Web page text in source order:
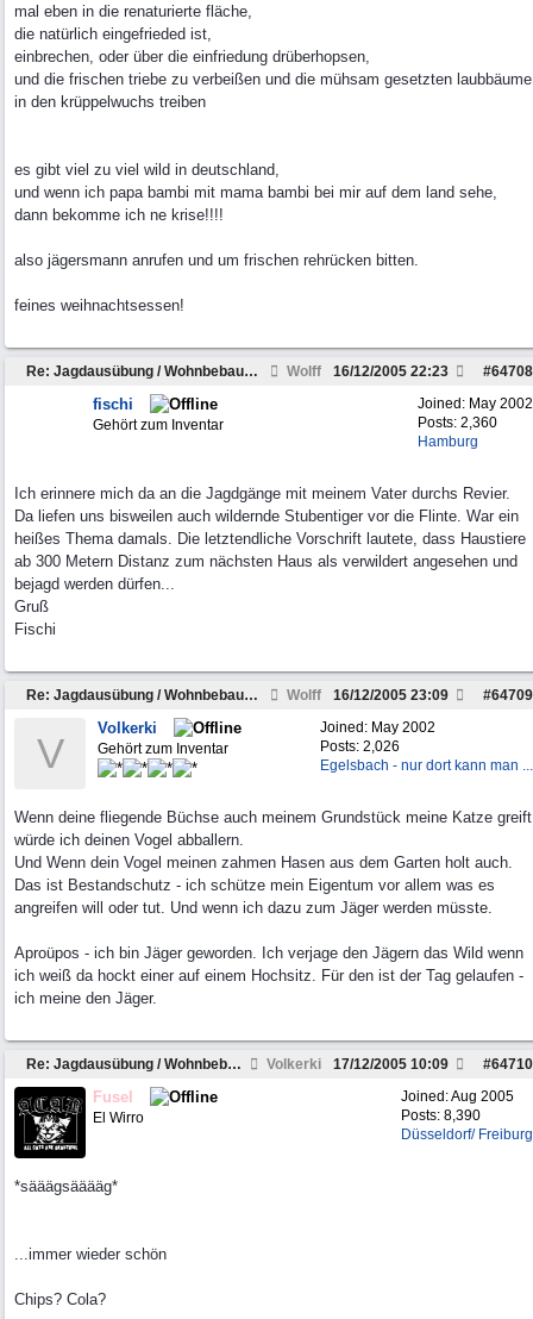
mal eben in die renaturierte fläche,
die natürlich eingefrieded ist,
einbrechen, oder über die einfriedung drüberhopsen,
und die frischen triebe zu verbeißen und die mühsam gesetzten laubbäume
in den krüppelwuchs treiben
es gibt viel zu viel wild in deutschland,
und wenn ich papa bambi mit mama bambi bei mir auf dem land sehe,
dann bekomme ich ne krise!!!!
also jägersmann anrufen und um frischen rehrücken bitten.
feines weihnachtsessen!
Re: Jagdausübung / Wohnbebauung Wolff #64708
16/12/2005 22:23
Joined: May 2002
Posts: 2,360
Hamburg
fischi
Gehört zum Inventar
Ich erinnere mich da an die Jagdgänge mit meinem Vater durchs Revier.
Da liefen uns bisweilen auch wildernde Stubentiger vor die Flinte. War ein
heißes Thema damals. Die letztendliche Vorschrift lautete, dass Haustiere
ab 300 Metern Distanz zum nächsten Haus als verwildert angesehen und
bejagd werden dürfen...
Gruß
Fischi
Re: Jagdausübung / Wohnbebauung Wolff #64709
16/12/2005 23:09
Joined: May 2002
Posts: 2,026
Egelsbach - nur dort kann man ...
V
Volkerki
Gehört zum Inventar
Wenn deine fliegende Büchse auch meinem Grundstück meine Katze greift
würde ich deinen Vogel abballern.
Und Wenn dein Vogel meinen zahmen Hasen aus dem Garten holt auch.
Das ist Bestandschutz - ich schütze mein Eigentum vor allem was es
angreifen will oder tut. Und wenn ich dazu zum Jäger werden müsste.
Aproüpos - ich bin Jäger geworden. Ich verjage den Jägern das Wild wenn
ich weiß da hockt einer auf einem Hochsitz. Für den ist der Tag gelaufen -
ich meine den Jäger.
Re: Jagdausübung / Wohnbebauung Volkerki #64710
17/12/2005 10:09
Joined:Aug 2005
Posts: 8,390
Düsseldorf/ Freiburg
Fusel
El Wirro
*sääägsääääg*
...immer wieder schön
Chips? Cola?